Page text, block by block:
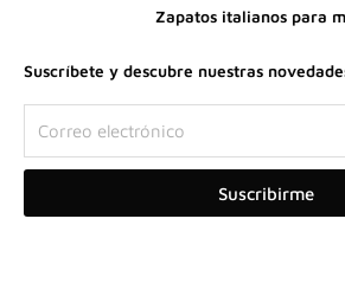
t
g
r
m
e
o
o
-
f
t
o
Zapatos italianos para
Suscríbete y descubre nuestras
electrónico
Suscribirme